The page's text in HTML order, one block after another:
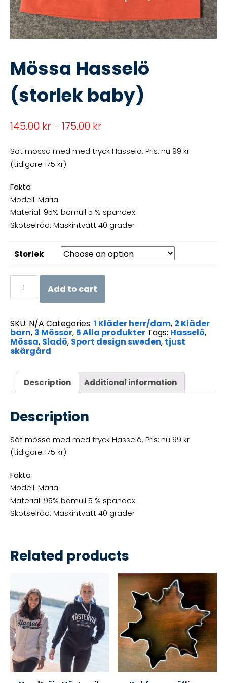
Mössa Hasselö
(storlek baby)
145.00 kr – 175.00 kr
Söt mössa med med tryck Hasselö. Pris: nu 99 kr
(tidigare 175 kr).
Fakta
Modell: Maria
Material: 95% bomull 5 % spandex
Skötselråd: Maskintvätt 40 grader
Storlek
baby)
quantity
Add to cart
SKU: N/A Categories: 1 Kläder herr/dam, 2 Kläder
barn, 3 Mössor, 5 Alla produkter Tags: Hasselö,
Mössa, Sladö, Sport design sweden, tjust
skärgård
Description Additional information
Description
Söt mössa med med tryck Hasselö. Pris: nu 99 kr
(tidigare 175 kr).
Fakta
Modell: Maria
Material: 95% bomull 5 % spandex
Skötselråd: Maskintvätt 40 grader
Related products